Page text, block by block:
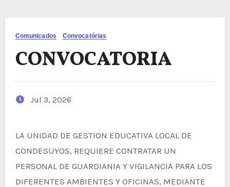
Comunicados Convocatórias
CONVOCATORIA
Jul 3, 2026
LA UNIDAD DE GESTION EDUCATIVA LOCAL DE
CONDESUYOS, REQUIERE CONTRATAR UN
PERSONAL DE GUARDIANIA Y VIGILANCIA PARA LOS
DIFERENTES AMBIENTES Y OFICINAS, MEDIANTE